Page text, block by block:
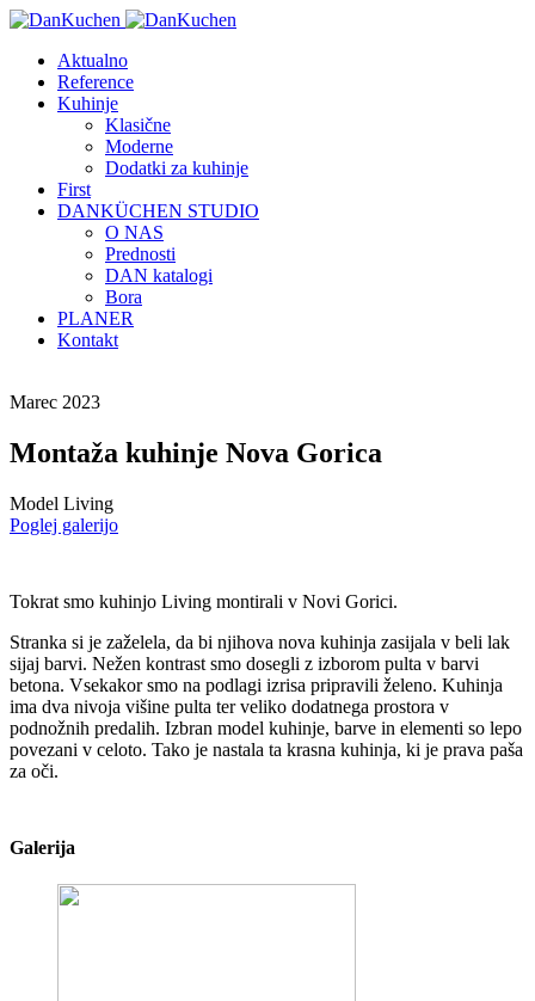
Aktualno
Reference
Kuhinje
Klasične
Moderne
Dodatki za kuhinje
First
DANKÜCHEN STUDIO
O NAS
Prednosti
DAN katalogi
Bora
PLANER
Kontakt
Marec 2023
Montaža kuhinje Nova Gorica
Model Living
Poglej galerijo
Tokrat smo kuhinjo Living montirali v Novi Gorici.
Stranka si je zaželela, da bi njihova nova kuhinja zasijala v beli lak
sijaj barvi. Nežen kontrast smo dosegli z izborom pulta v barvi
betona. Vsekakor smo na podlagi izrisa pripravili želeno. Kuhinja
ima dva nivoja višine pulta ter veliko dodatnega prostora v
podnožnih predalih. Izbran model kuhinje, barve in elementi so lepo
povezani v celoto. Tako je nastala ta krasna kuhinja, ki je prava paša
za oči.
Galerija